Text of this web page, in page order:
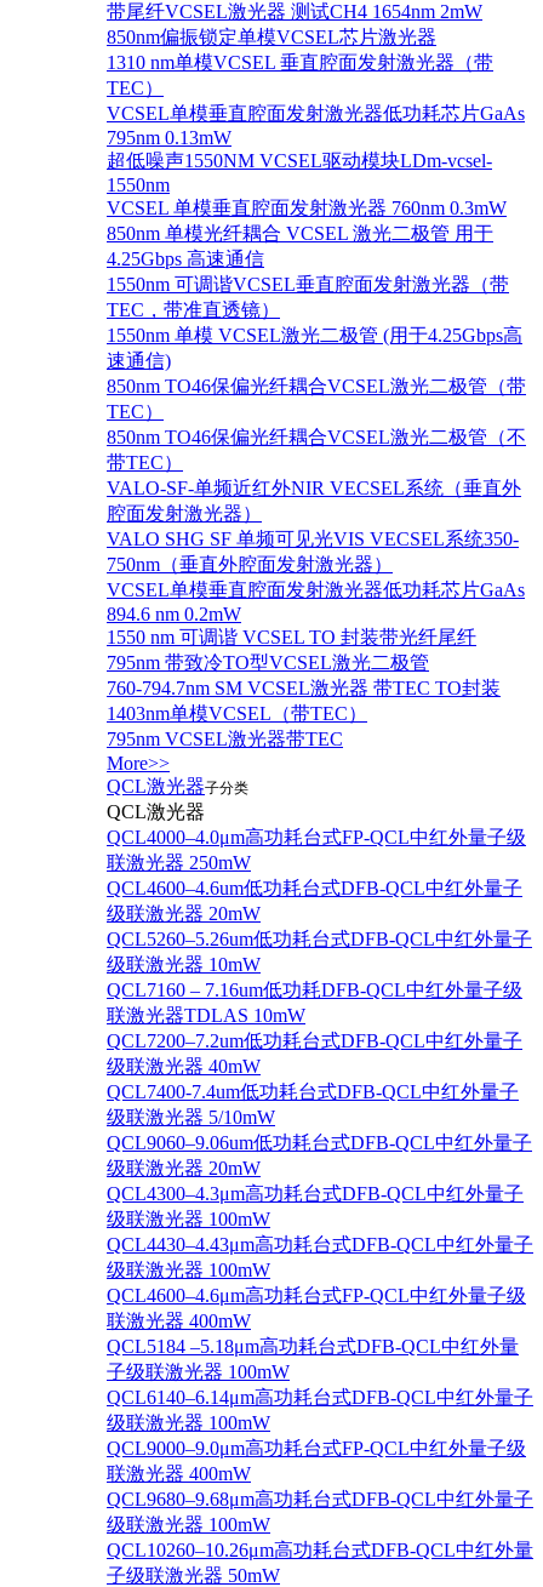
带尾纤VCSEL激光器 测试CH4 1654nm 2mW
850nm偏振锁定单模VCSEL芯片激光器
1310 nm单模VCSEL 垂直腔面发射激光器（带
TEC）
VCSEL单模垂直腔面发射激光器低功耗芯片GaAs
795nm 0.13mW
超低噪声1550NM VCSEL驱动模块LDm-vcsel-
1550nm
VCSEL 单模垂直腔面发射激光器 760nm 0.3mW
850nm 单模光纤耦合 VCSEL 激光二极管 用于
4.25Gbps 高速通信
1550nm 可调谐VCSEL垂直腔面发射激光器（带
TEC，带准直透镜）
1550nm 单模 VCSEL激光二极管 (用于4.25Gbps高
速通信)
850nm TO46保偏光纤耦合VCSEL激光二极管（带
TEC）
850nm TO46保偏光纤耦合VCSEL激光二极管（不
带TEC）
VALO-SF-单频近红外NIR VECSEL系统（垂直外
腔面发射激光器）
VALO SHG SF 单频可见光VIS VECSEL系统350-
750nm（垂直外腔面发射激光器）
VCSEL单模垂直腔面发射激光器低功耗芯片GaAs
894.6 nm 0.2mW
1550 nm 可调谐 VCSEL TO 封装带光纤尾纤
795nm 带致冷TO型VCSEL激光二极管
760-794.7nm SM VCSEL激光器 带TEC TO封装
1403nm单模VCSEL（带TEC）
795nm VCSEL激光器带TEC
More>>
QCL激光器子分类
QCL激光器
QCL4000–4.0μm高功耗台式FP-QCL中红外量子级
联激光器 250mW
QCL4600–4.6um低功耗台式DFB-QCL中红外量子
级联激光器 20mW
QCL5260–5.26um低功耗台式DFB-QCL中红外量子
级联激光器 10mW
QCL7160 – 7.16um低功耗DFB-QCL中红外量子级
联激光器TDLAS 10mW
QCL7200–7.2um低功耗台式DFB-QCL中红外量子
级联激光器 40mW
QCL7400-7.4um低功耗台式DFB-QCL中红外量子
级联激光器 5/10mW
QCL9060–9.06um低功耗台式DFB-QCL中红外量子
级联激光器 20mW
QCL4300–4.3μm高功耗台式DFB-QCL中红外量子
级联激光器 100mW
QCL4430–4.43μm高功耗台式DFB-QCL中红外量子
级联激光器 100mW
QCL4600–4.6μm高功耗台式FP-QCL中红外量子级
联激光器 400mW
QCL5184 –5.18μm高功耗台式DFB-QCL中红外量
子级联激光器 100mW
QCL6140–6.14μm高功耗台式DFB-QCL中红外量子
级联激光器 100mW
QCL9000–9.0μm高功耗台式FP-QCL中红外量子级
联激光器 400mW
QCL9680–9.68μm高功耗台式DFB-QCL中红外量子
级联激光器 100mW
QCL10260–10.26μm高功耗台式DFB-QCL中红外量
子级联激光器 50mW